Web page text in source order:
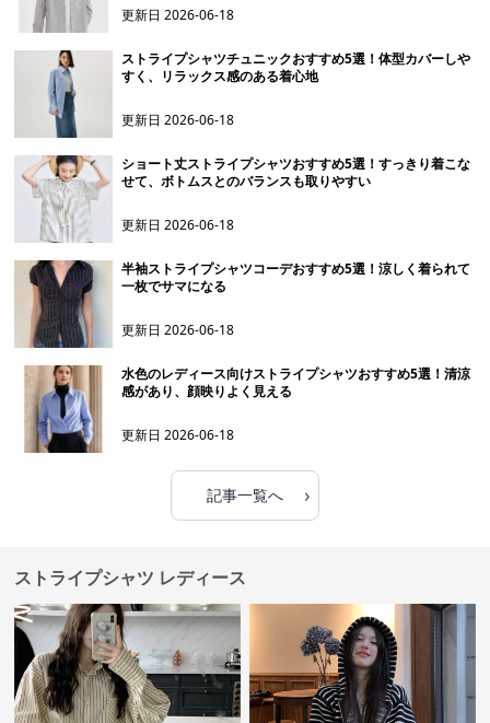
更新日2026-06-18
ストライプシャツチュニックおすすめ5選！体型カバーしや
すく、リラックス感のある着心地
更新日2026-06-18
ショート丈ストライプシャツおすすめ5選！すっきり着こな
せて、ボトムスとのバランスも取りやすい
更新日2026-06-18
半袖ストライプシャツコーデおすすめ5選！涼しく着られて
一枚でサマになる
更新日2026-06-18
水色のレディース向けストライプシャツおすすめ5選！清涼
感があり、顔映りよく見える
更新日2026-06-18
記事一覧へ ›
ストライプシャツ レディース